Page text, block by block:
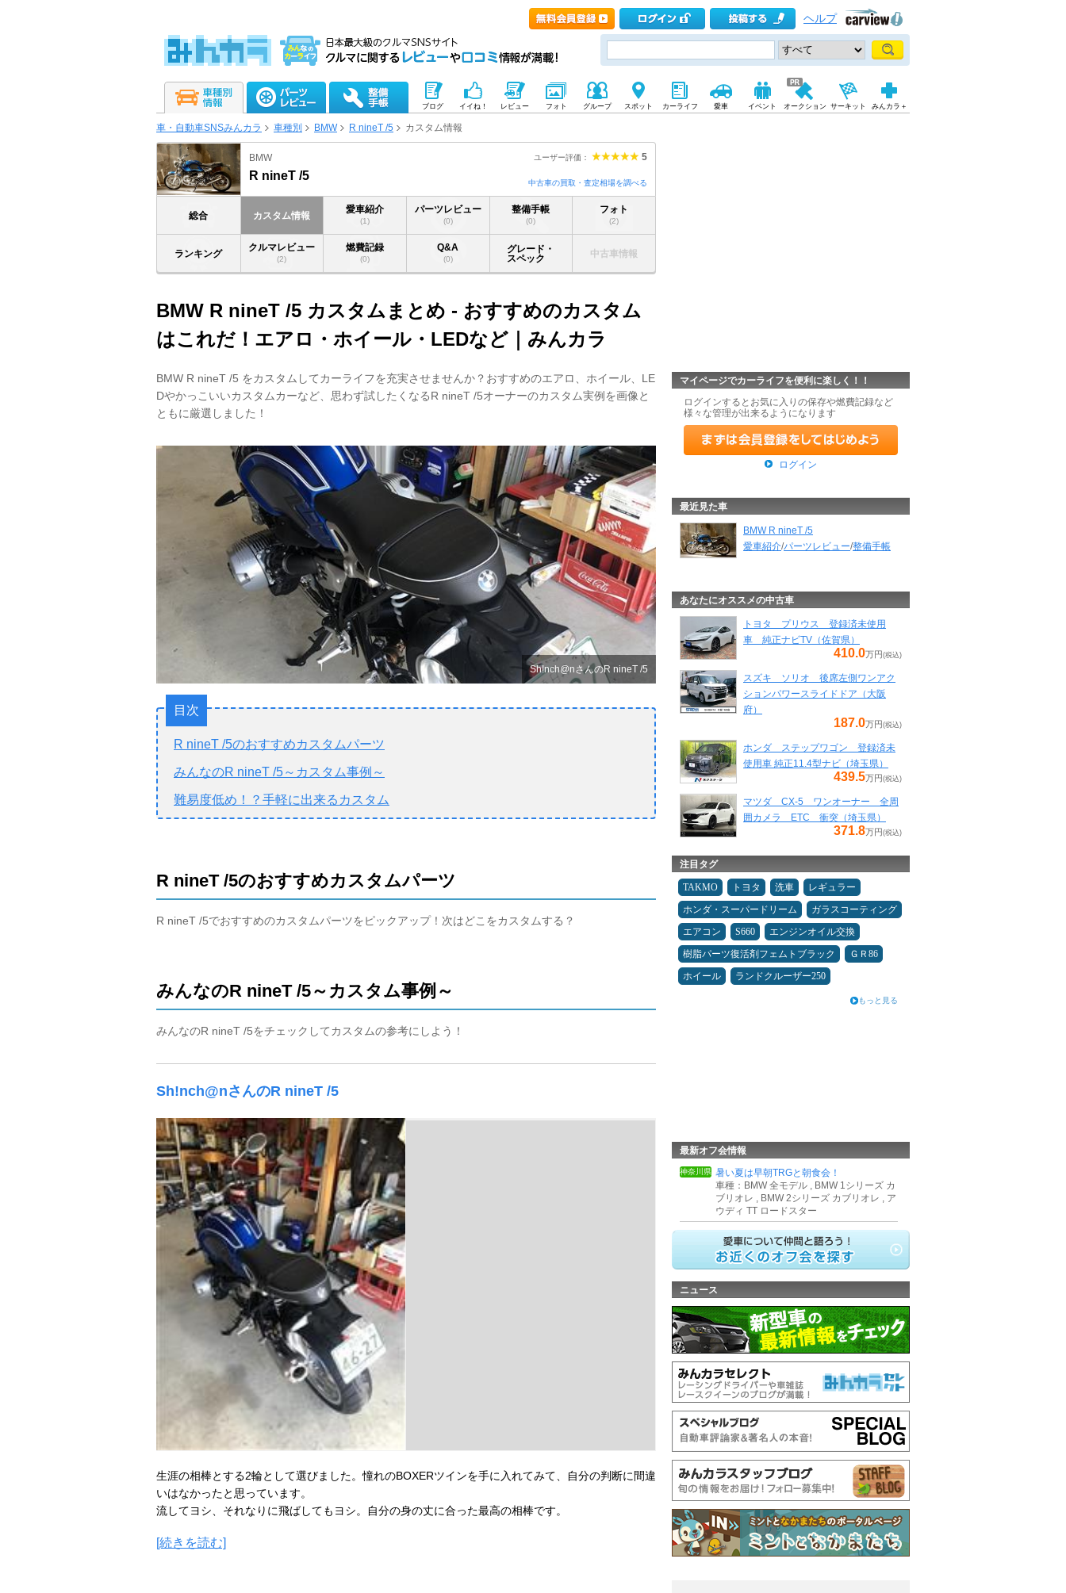
ヘルプ
ブログ イイね！ レビュー フォト グループ スポット カーライフ 愛車 イベント オークション サーキット みんカラ＋
車・自動車SNSみんカラ 車種別 BMW R nineT /5 カスタム情報
ユーザー評価： 5
BMW
R nineT /5
中古車の買取・査定相場を調べる
総合 カスタム情報
愛車紹介
(1)
パーツレビュー
(0)
整備手帳
(0)
フォト
(2)
ランキング
クルマレビュー
(2)
燃費記録
(0)
Q&A
(0)
グレード・
スペック
中古車情報
BMW R nineT /5 カスタムまとめ - おすすめのカスタム
はこれだ！エアロ・ホイール・LEDなど｜みんカラ
BMW R nineT /5 をカスタムしてカーライフを充実させませんか？おすすめのエアロ、ホイール、LE
Dやかっこいいカスタムカーなど、思わず試したくなるR nineT /5オーナーのカスタム実例を画像と
ともに厳選しました！
Sh!nch@nさんのR nineT /5
目次
R nineT /5のおすすめカスタムパーツ
みんなのR nineT /5～カスタム事例～
難易度低め！？手軽に出来るカスタム
R nineT /5のおすすめカスタムパーツ
R nineT /5でおすすめのカスタムパーツをピックアップ！次はどこをカスタムする？
みんなのR nineT /5～カスタム事例～
みんなのR nineT /5をチェックしてカスタムの参考にしよう！
Sh!nch@nさんのR nineT /5
生涯の相棒とする2輪として選びました。憧れのBOXERツインを手に入れてみて、自分の判断に間違
いはなかったと思っています。
流してヨシ、それなりに飛ばしてもヨシ。自分の身の丈に合った最高の相棒です。
[続きを読む]
マイページでカーライフを便利に楽しく！！
ログインするとお気に入りの保存や燃費記録など
様々な管理が出来るようになります
ログイン
最近見た車
BMW R nineT /5
愛車紹介/パーツレビュー/整備手帳
あなたにオススメの中古車
トヨタ プリウス 登録済未使用
車 純正ナビTV（佐賀県）
410.0万円 (税込)
スズキ ソリオ 後席左側ワンアク
ションパワースライドドア（大阪
府）
187.0万円 (税込)
ホンダ ステップワゴン 登録済未
使用車 純正11.4型ナビ（埼玉県）
439.5万円 (税込)
マツダ CX-5 ワンオーナー 全周
囲カメラ ETC 衝突（埼玉県）
371.8万円 (税込)
注目タグ
TAKMO トヨタ 洗車
レギュラー
ホンダ・スーパードリーム
ガラスコーティング
エアコン
S660
エンジンオイル交換
樹脂パーツ復活剤フェムトブラック
ＧＲ86
ホイール
ランドクルーザー250
もっと見る
最新オフ会情報
神奈川県 暑い夏は早朝TRGと朝食会！
車種：BMW 全モデル , BMW 1シリーズ カ
ブリオレ , BMW 2シリーズ カブリオレ , ア
ウディ TT ロードスター
ニュース